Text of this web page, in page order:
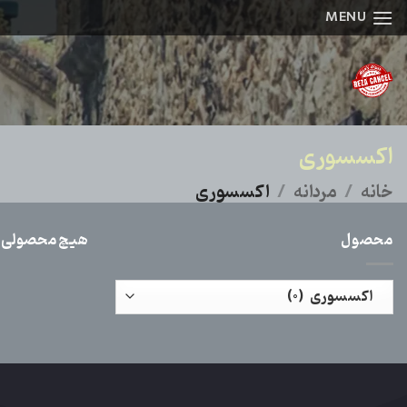
Skip
to
content
MENU
اکسسوری
خانه / مردانه / اکسسوری
محصول هیچ محصولی